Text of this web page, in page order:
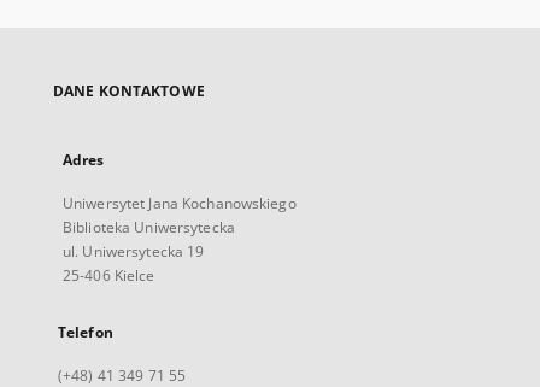
DANE KONTAKTOWE
Adres
Uniwersytet Jana Kochanowskiego
Biblioteka Uniwersytecka
ul. Uniwersytecka 19
25-406 Kielce
Telefon
(+48) 41 349 71 55